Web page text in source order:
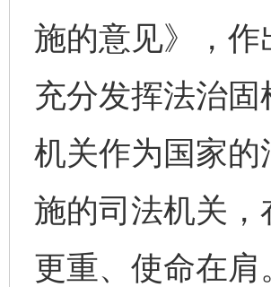
施的意见》，
充分发挥法治
机关作为国家
施的司法机关
更重、使命在肩